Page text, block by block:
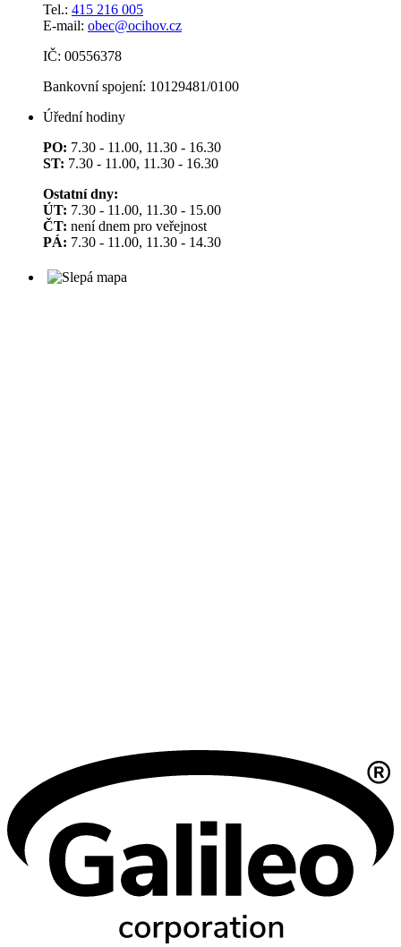
Tel.: 415 216 005
E-mail: obec@ocihov.cz
IČ: 00556378
Bankovní spojení: 10129481/0100
Úřední hodiny
PO: 7.30 - 11.00, 11.30 - 16.30
ST: 7.30 - 11.00, 11.30 - 16.30
Ostatní dny:
ÚT: 7.30 - 11.00, 11.30 - 15.00
ČT: není dnem pro veřejnost
PÁ: 7.30 - 11.00, 11.30 - 14.30